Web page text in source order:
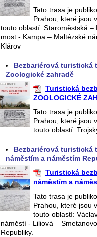
Tato trasa je
Prahou, které jsou
touto oblastí: Staroměstská
most - Kampa – Maltézské
Klárov
Bezbariérová turistická
Zoologické zahradě
Turistická
ZOOLOGICKÉ
Tato trasa je
Prahou, které jsou
touto oblastí:
Bezbariérová turistická
náměstím a náměstím
Turistická
náměstím a
Tato trasa je
Prahou, které jsou
touto oblastí:
náměstí - Liliová –
Republiky.